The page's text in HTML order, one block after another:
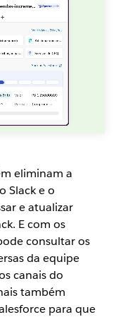
eliminam a
Slack e o
e atualizar
E com os
consultar os
da equipe
canais do
também
para que